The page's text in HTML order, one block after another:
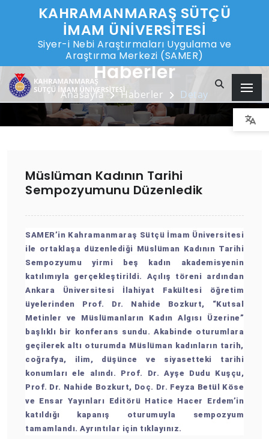
KAHRAMANMARAŞ SÜTÇÜ
İMAM ÜNİVERSİTESİ
Siyer-i Nebi Araştırmaları Uygulama ve
Araştırma Merkezi (SAMER)
Haberler
Anasayfa Haberler Detay
Müslüman Kadının Tarihi
Sempozyumunu Düzenledik
SAMER’in Kahramanmaraş Sütçü İmam Üniversitesi
ile ortaklaşa düzenlediği Müslüman Kadının Tarihi
Sempozyumu yirmi beş kadın akademisyenin
katılımıyla gerçekleştirildi. Açılış töreni ardından
Ankara Üniversitesi İlahiyat Fakültesi öğretim
üyelerinden Prof. Dr. Nahide Bozkurt, “Kutsal
Metinler ve Müslümanların Kadın Algısı Üzerine”
başlıklı bir konferans sundu. Akabinde oturumlara
geçilerek altı oturumda Müslüman kadınların tarih,
coğrafya, ilim, düşünce ve siyasetteki tarihi
konumları ele alındı. Prof. Dr. Ayşe Dudu Kuşçu,
Prof. Dr. Nahide Bozkurt, Doç. Dr. Feyza Betül Köse
ve Ensar Yayınları Editörü Hatice Hacer Erdem’in
katıldığı kapanış oturumuyla sempozyum
tamamlandı. Ayrıntılar için tıklayınız.